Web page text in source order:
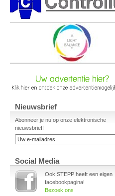
Nieuwsbrief
Abonneer je nu op onze elektronische
nieuwsbrief!
Social Media
Ook STEPP heeft een eigen
facebookpagina!
Bezoek ons